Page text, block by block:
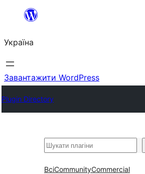
Перейти
вмісту
Україна
Завантажити WordPress
Plugin Directory
Пошук
ВсіCommunityCommercial